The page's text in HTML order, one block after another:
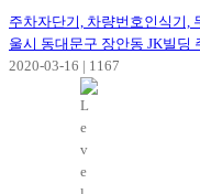
주차자단기, 차량번호인식기,
울시 동대문구 장안동 JK빌딩
2020-03-16 | 1167